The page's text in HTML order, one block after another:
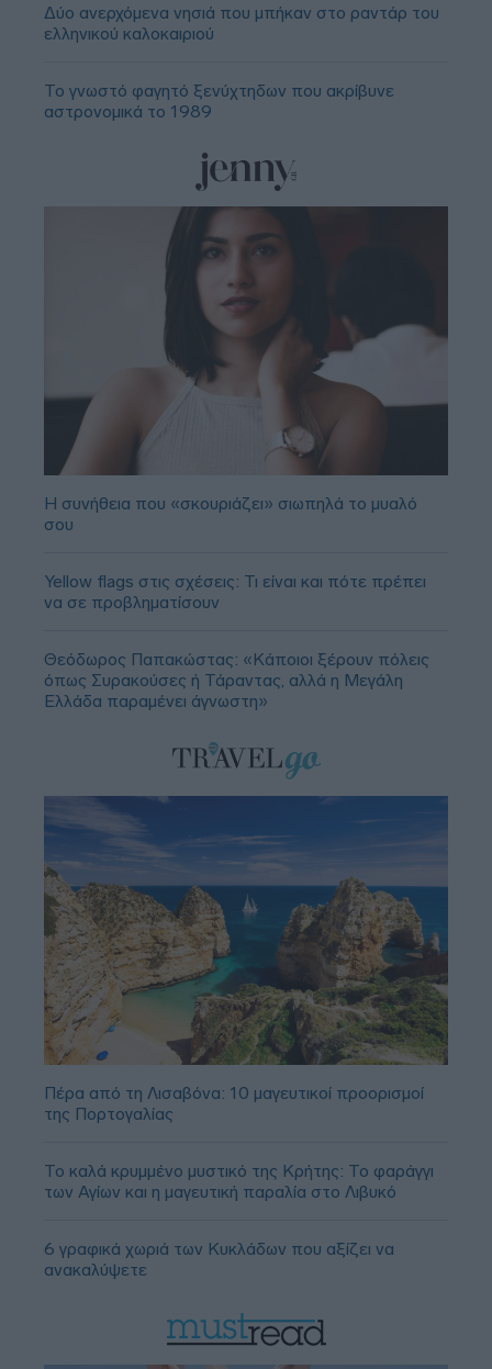
Δύο ανερχόμενα νησιά που μπήκαν στο ραντάρ του
ελληνικού καλοκαιριού
Το γνωστό φαγητό ξενύχτηδων που ακρίβυνε
αστρονομικά το 1989
Η συνήθεια που «σκουριάζει» σιωπηλά το μυαλό
σου
Yellow flags στις σχέσεις: Τι είναι και πότε πρέπει
να σε προβληματίσουν
Θεόδωρος Παπακώστας: «Κάποιοι ξέρουν πόλεις
όπως Συρακούσες ή Τάραντας, αλλά η Μεγάλη
Ελλάδα παραμένει άγνωστη»
Πέρα από τη Λισαβόνα: 10 μαγευτικοί προορισμοί
της Πορτογαλίας
Το καλά κρυμμένο μυστικό της Κρήτης: Το φαράγγι
των Αγίων και η μαγευτική παραλία στο Λιβυκό
6 γραφικά χωριά των Κυκλάδων που αξίζει να
ανακαλύψετε